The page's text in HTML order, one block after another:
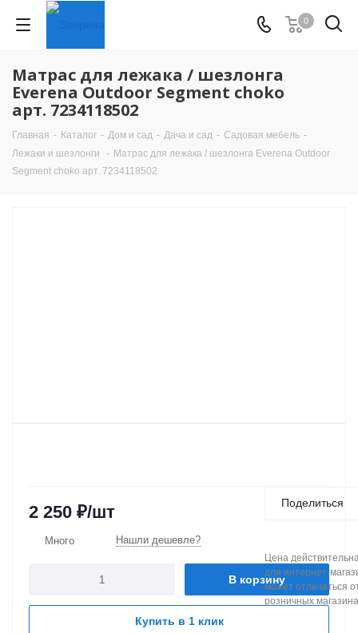
0
Матрас для лежака / шезлонга
Everena Outdoor Segment choko
арт. 7234118502
Главная - Каталог - Дом и сад - Дача и сад - Садовая мебель -
Лежаки и шезлонги
- Матрас для лежака / шезлонга Everena Outdoor
Segment choko арт. 7234118502
2 250 ₽/шт
Много Нашли дешевле?
В корзину
Купить в 1 клик
Поделиться
Цена
для интернет-
может отличаться
розничных